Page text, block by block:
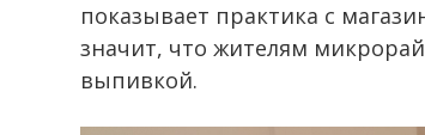
показывает практика с
значит, что жителям
выпивкой.